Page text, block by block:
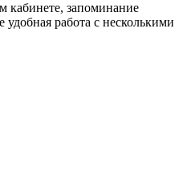
кабинете, запоминание
удобная работа с несколькими